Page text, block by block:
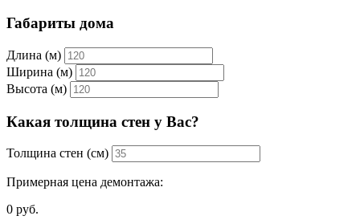
Габариты дома
Длина (м)
Ширина (м)
Высота (м)
Какая толщина стен у Вас?
Толщина стен (см)
Примерная цена демонтажа:
0 руб.